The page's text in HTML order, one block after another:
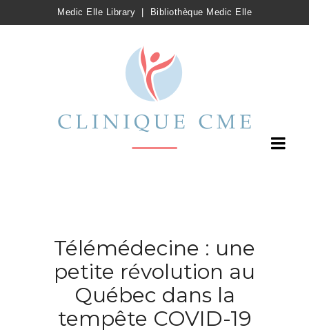
Medic Elle Library Bibliothèque Medic Elle
Télémédecine : une
petite révolution au
Québec dans la
tempête COVID-19